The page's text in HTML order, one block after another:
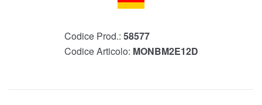
Codice Prod.: 58577
Codice Articolo: MONBM2E12D